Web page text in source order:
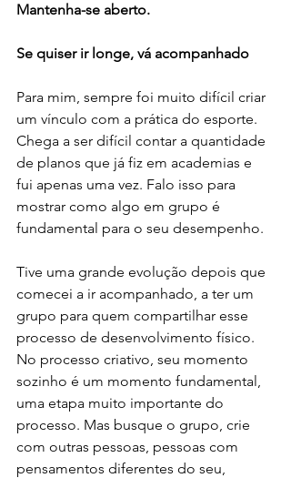
Mantenha-se aberto.
Se quiser ir longe, vá acompanhado
Para mim, sempre foi muito difícil criar
um vínculo com a prática do esporte.
Chega a ser difícil contar a quantidade
de planos que já fiz em academias e
fui apenas uma vez. Falo isso para
mostrar como algo em grupo é
fundamental para o seu desempenho.
Tive uma grande evolução depois que
comecei a ir acompanhado, a ter um
grupo para quem compartilhar esse
processo de desenvolvimento físico.
No processo criativo, seu momento
sozinho é um momento fundamental,
uma etapa muito importante do
processo. Mas busque o grupo, crie
com outras pessoas, pessoas com
pensamentos diferentes do seu,